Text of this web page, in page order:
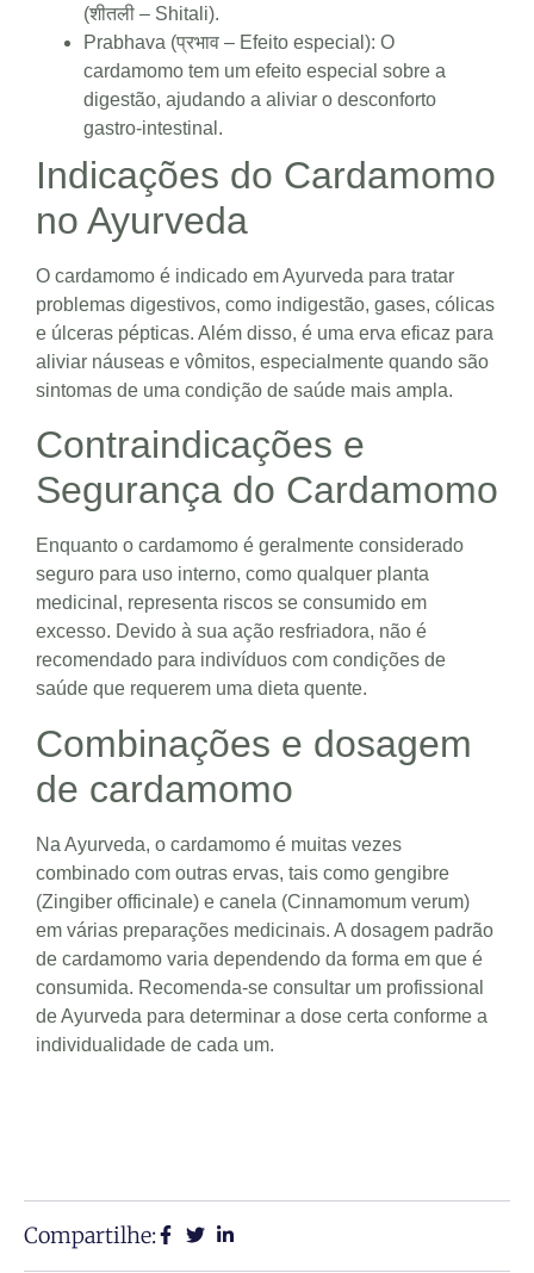
(शीतली – Shitali).
Prabhava (प्रभाव – Efeito especial): O
cardamomo tem um efeito especial sobre a
digestão, ajudando a aliviar o desconforto
gastro-intestinal.
Indicações do Cardamomo
no Ayurveda
O cardamomo é indicado em Ayurveda para tratar
problemas digestivos, como indigestão, gases, cólicas
e úlceras pépticas. Além disso, é uma erva eficaz para
aliviar náuseas e vômitos, especialmente quando são
sintomas de uma condição de saúde mais ampla.
Contraindicações e
Segurança do Cardamomo
Enquanto o cardamomo é geralmente considerado
seguro para uso interno, como qualquer planta
medicinal, representa riscos se consumido em
excesso. Devido à sua ação resfriadora, não é
recomendado para indivíduos com condições de
saúde que requerem uma dieta quente.
Combinações e dosagem
de cardamomo
Na Ayurveda, o cardamomo é muitas vezes
combinado com outras ervas, tais como gengibre
(Zingiber officinale) e canela (Cinnamomum verum)
em várias preparações medicinais. A dosagem padrão
de cardamomo varia dependendo da forma em que é
consumida. Recomenda-se consultar um profissional
de Ayurveda para determinar a dose certa conforme a
individualidade de cada um.
Compartilhe: